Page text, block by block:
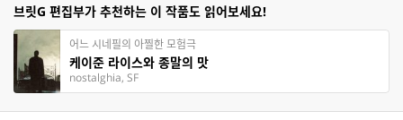
브릿G 편집부가 추천하는 이 작품도 읽어보세요!
어느 시네필의 아찔한 모험극
케이준 라이스와 종말의 맛
nostalghia, SF